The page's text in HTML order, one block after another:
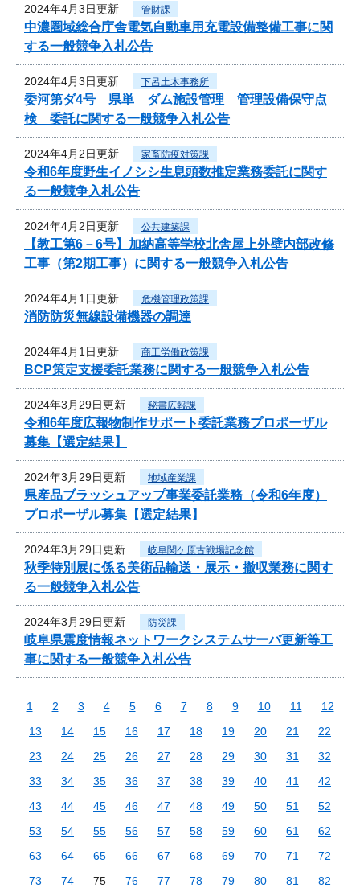
2024年4月3日更新 管財課
中濃圏域総合庁舎電気自動車用充電設備整備工事に関
する一般競争入札公告
2024年4月3日更新 下呂土木事務所
委河第ダ4号 県単 ダム施設管理 管理設備保守点
検 委託に関する一般競争入札公告
2024年4月2日更新 家畜防疫対策課
令和6年度野生イノシシ生息頭数推定業務委託に関す
る一般競争入札公告
2024年4月2日更新 公共建築課
【教工第6－6号】加納高等学校北舎屋上外壁内部改修
工事（第2期工事）に関する一般競争入札公告
2024年4月1日更新 危機管理政策課
消防防災無線設備機器の調達
2024年4月1日更新 商工労働政策課
BCP策定支援委託業務に関する一般競争入札公告
2024年3月29日更新 秘書広報課
令和6年度広報物制作サポート委託業務プロポーザル
募集【選定結果】
2024年3月29日更新 地域産業課
県産品ブラッシュアップ事業委託業務（令和6年度）
プロポーザル募集【選定結果】
2024年3月29日更新 岐阜関ケ原古戦場記念館
秋季特別展に係る美術品輸送・展示・撤収業務に関す
る一般競争入札公告
2024年3月29日更新 防災課
岐阜県震度情報ネットワークシステムサーバ更新等工
事に関する一般競争入札公告
1 2 3 4 5 6 7 8 9 10 11
12
13
14 15 16 17 18 19 20 21
22
23
24 25 26 27 28 29 30 31
32
33
34 35 36 37 38 39 40 41
42
43
44 45 46 47 48 49 50 51
52
53
54 55 56 57 58 59 60 61
62
63
64 65 66 67 68 69 70 71
72
73
74 75 76 77 78 79 80 81
82